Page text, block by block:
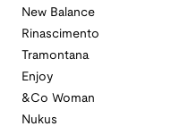
New Balance
Rinascimento
Tramontana
Enjoy
&Co Woman
Nukus